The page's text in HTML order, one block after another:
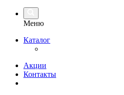
Меню
Каталог
Акции
Контакты